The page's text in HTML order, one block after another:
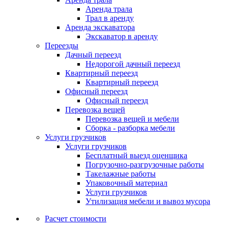
Аренда трала
Трал в аренду
Аренда экскаватора
Экскаватор в аренду
Переезды
Дачный переезд
Недорогой дачный переезд
Квартирный переезд
Квартирный переезд
Офисный переезд
Офисный переезд
Перевозка вещей
Перевозка вещей и мебели
Сборка - разборка мебели
Услуги грузчиков
Услуги грузчиков
Бесплатный выезд оценщика
Погрузочно-разгрузочные работы
Такелажные работы
Упаковочный материал
Услуги грузчиков
Утилизация мебели и вывоз мусора
Расчет стоимости